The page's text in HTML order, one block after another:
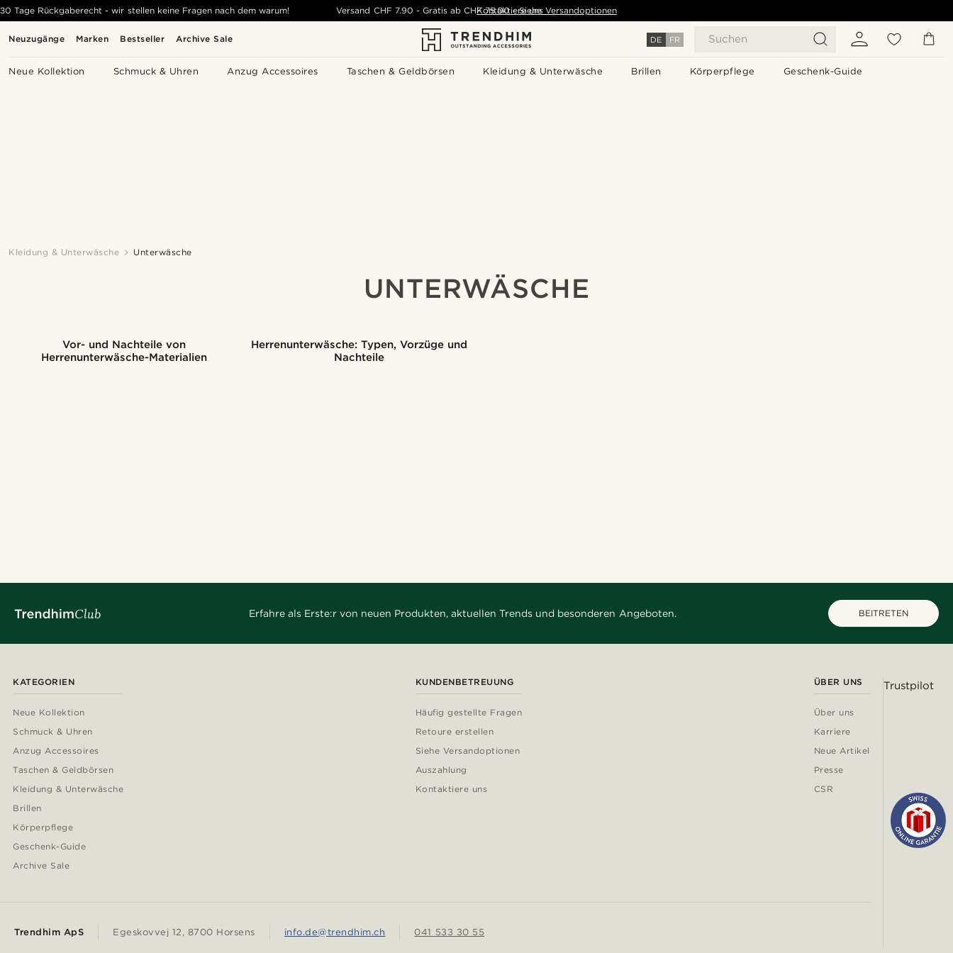
Neuzugänge Marken Bestseller Archive Sale DE FR Suchen
Neue Kollektion Schmuck & Uhren Anzug Accessoires Taschen & Geldbörsen Kleidung & Unterwäsche Brillen Körperpflege Geschenk-Guide
30 Tage Rückgaberecht - wir stellen keine Fragen nach dem warum! Versand CHF 7.90 - Gratis ab CHF 75.00 - Siehe Versandoptionen
Kontaktiere uns
Kleidung & Unterwäsche Unterwäsche
UNTERWÄSCHE
Vor- und Nachteile von
Herrenunterwäsche-Materialien
Herrenunterwäsche: Typen, Vorzüge und
Nachteile
Erfahre als Erste:r von neuen Produkten, aktuellen Trends und besonderen Angeboten. BEITRETEN
KATEGORIEN
Neue Kollektion
Schmuck & Uhren
Anzug Accessoires
Taschen & Geldbörsen
Kleidung & Unterwäsche
Brillen
Körperpflege
Geschenk-Guide
Archive Sale
KUNDENBETREUUNG
Häufig gestellte Fragen
Retoure erstellen
Siehe Versandoptionen
Auszahlung
Kontaktiere uns
ÜBER UNS
Über uns
Karriere
Neue Artikel
Presse
CSR
Trendhim ApS Egeskovvej 12, 8700 Horsens info.de@trendhim.ch 041 533 30 55
Trustpilot